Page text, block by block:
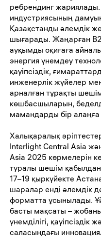
ребрендинг
индустриясының
Қазақстанды әлемдік
шығарады. Жаңарған
ауқымды оқиғаға
энергия үнемдеу
қауіпсіздік,
инженерлік жүйелер
арналған тұрақты
көшбасшыларын,
мамандарды бір
Халықаралық
Interlight Central Asia
Asia 2025 көрмелерін
туралы шешім
17–19 қыркүйекте
шаралар енді әлемдік
форматта ұсынылады.
басты мақсаты –
үнемділігі,
саласындағы